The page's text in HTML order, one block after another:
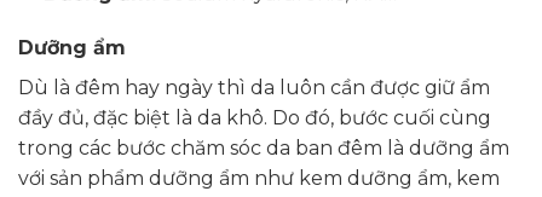
Dưỡng ẩm
Dù là đêm hay ngày thì da luôn cần được giữ ẩm
đầy đủ, đặc biệt là da khô. Do đó, bước cuối cùng
trong các bước chăm sóc da ban đêm là dưỡng ẩm
với sản phẩm dưỡng ẩm như kem dưỡng ẩm, kem